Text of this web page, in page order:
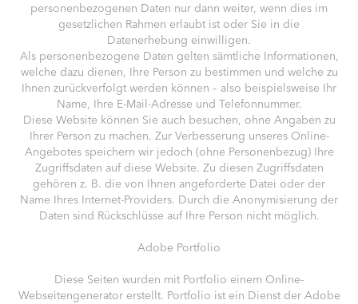
personenbezogenen Daten nur dann weiter, wenn dies im
gesetzlichen Rahmen erlaubt ist oder Sie in die
Datenerhebung einwilligen.
Als personenbezogene Daten gelten sämtliche Informationen,
welche dazu dienen, Ihre Person zu bestimmen und welche zu
Ihnen zurückverfolgt werden können – also beispielsweise Ihr
Name, Ihre E-Mail-Adresse und Telefonnummer.
Diese Website können Sie auch besuchen, ohne Angaben zu
Ihrer Person zu machen. Zur Verbesserung unseres Online-
Angebotes speichern wir jedoch (ohne Personenbezug) Ihre
Zugriffsdaten auf diese Website. Zu diesen Zugriffsdaten
gehören z. B. die von Ihnen angeforderte Datei oder der
Name Ihres Internet-Providers. Durch die Anonymisierung der
Daten sind Rückschlüsse auf Ihre Person nicht möglich.
Adobe Portfolio
Diese Seiten wurden mit Portfolio einem Online-
Webseitengenerator erstellt. Portfolio ist ein Dienst der Adobe